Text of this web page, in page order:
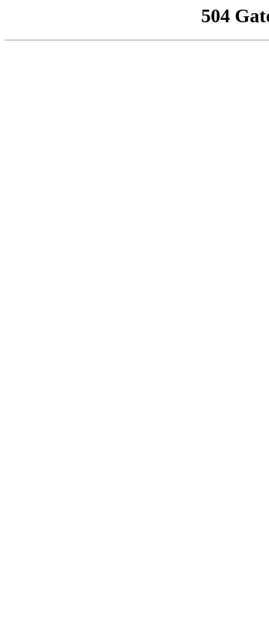
504